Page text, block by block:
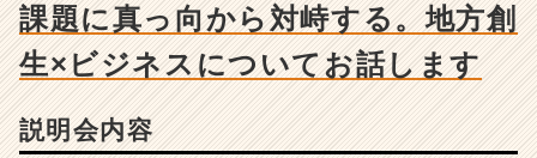
ベ
ン
チ
課題に真っ向から対峙する。地方創
生×ビジネスについてお話します
説明会内容